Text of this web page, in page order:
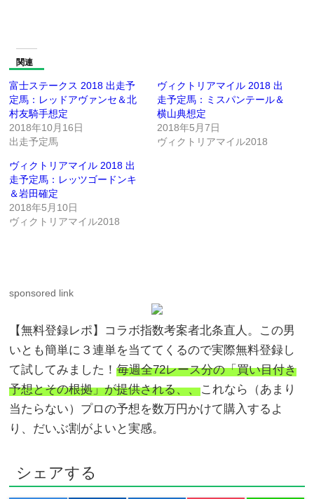
関連
富士ステークス 2018 出走予
定馬：レッドアヴァンセ＆北
村友騎手想定
2018年10月16日
出走予定馬
ヴィクトリアマイル 2018 出
走予定馬：ミスパンテール＆
横山典想定
2018年5月7日
ヴィクトリアマイル2018
ヴィクトリアマイル 2018 出
走予定馬：レッツゴードンキ
＆岩田確定
2018年5月10日
ヴィクトリアマイル2018
sponsored link
【無料登録レポ】コラボ指数考案者北条直人。この男
いとも簡単に３連単を当ててくるので実際無料登録し
て試してみました！毎週全72レース分の「買い目付き
予想とその根拠」が提供される、、これなら（あまり
当たらない）プロの予想を数万円かけて購入するよ
り、だいぶ割がよいと実感。
シェアする